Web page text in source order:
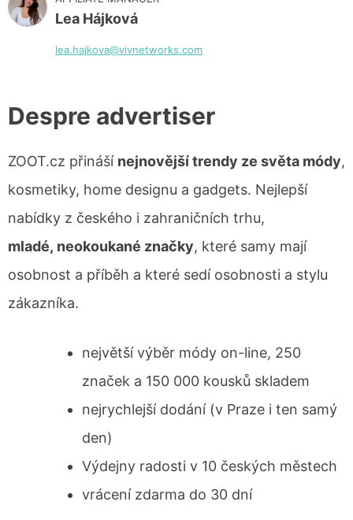
Lea Hájková
lea.hajkova@vivnetworks.com
Despre advertiser
ZOOT.cz přináší nejnovější trendy ze světa módy,
kosmetiky, home designu a gadgets. Nejlepší
nabídky z českého i zahraničních trhu,
mladé, neokoukané značky, které samy mají
osobnost a příběh a které sedí osobnosti a stylu
zákazníka.
největší výběr módy on-line, 250
značek a 150 000 kousků skladem
nejrychlejší dodání (v Praze i ten samý
den)
Výdejny radosti v 10 českých městech
vrácení zdarma do 30 dní